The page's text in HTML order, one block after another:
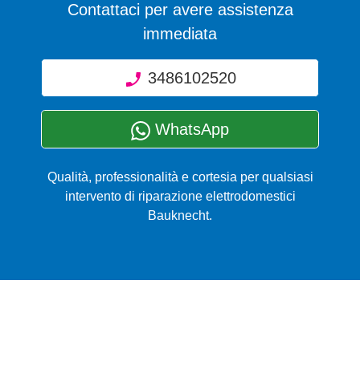
Contattaci per avere assistenza
immediata
3486102520
WhatsApp
Qualità, professionalità e cortesia per qualsiasi
intervento di riparazione elettrodomestici
Bauknecht.